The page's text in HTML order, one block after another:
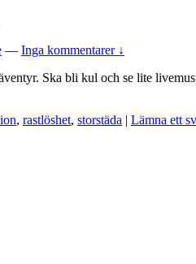
— Inga kommentarer ↓
Ska bli kul och se lite
, rastlöshet, storstäda | Lämna ett